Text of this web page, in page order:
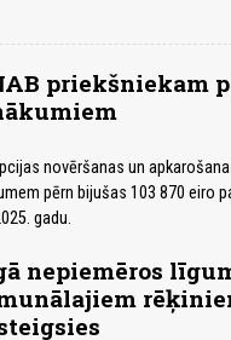
priekšniekam
novēršanas un
pērn bijušas 103 870 eiro
gadu.
nepiemēros